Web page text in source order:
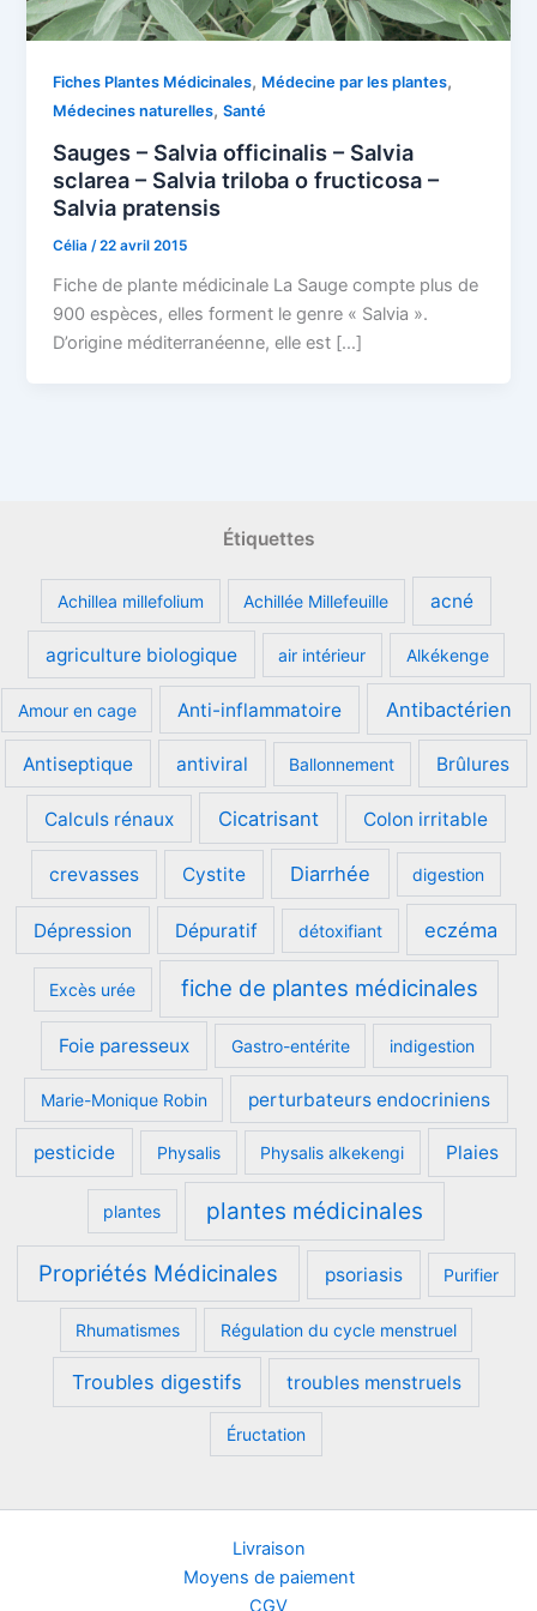
Fiches Plantes Médicinales, Médecine par les plantes,
Médecines naturelles,Santé
Sauges – Salvia officinalis – Salvia
sclarea – Salvia triloba o fructicosa –
Salvia pratensis
Célia/22 avril 2015
Fiche de plante médicinale La Sauge compte plus de
900 espèces, elles forment le genre « Salvia ».
D’origine méditerranéenne, elle est […]
Étiquettes
Achillea millefolium Achillée Millefeuille acné
agriculture biologique air intérieur Alkékenge
Amour en cage Anti-inflammatoire Antibactérien
Antiseptique antiviral Ballonnement Brûlures
Calculs rénaux Cicatrisant Colon irritable
crevasses Cystite Diarrhée digestion
Dépression Dépuratif détoxifiant eczéma
Excès urée fiche de plantes médicinales
Foie paresseux Gastro-entérite indigestion
Marie-Monique Robin perturbateurs endocriniens
pesticide Physalis Physalis alkekengi Plaies
plantes plantes médicinales
Propriétés Médicinales psoriasis Purifier
Rhumatismes Régulation du cycle menstruel
Troubles digestifs troubles menstruels
Éructation
Livraison
Moyens de paiement
CGV